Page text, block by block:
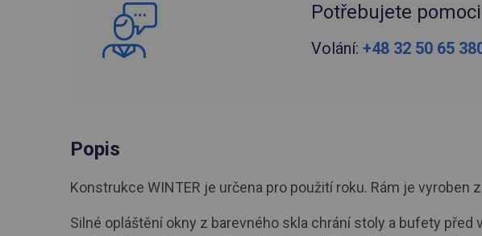
Potřebujete
Volání: +48 32 50 65
Popis
Konstrukce WINTER je určena pro použití roku. Rám je
Silné opláštění okny z barevného skla chrání stoly a bufety před